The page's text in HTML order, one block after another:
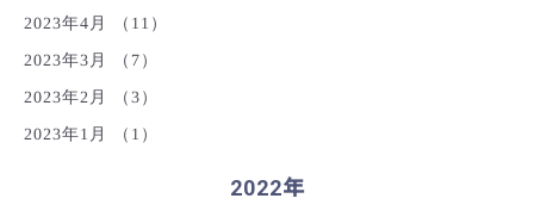
2023年4月 （11）
2023年3月 （7）
2023年2月 （3）
2023年1月 （1）
2022年